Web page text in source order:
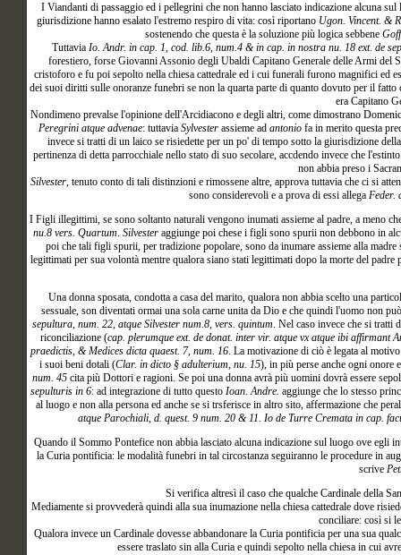
I Viandanti di passaggio ed i pellegrini che non hanno lasciato indicazione alcuna
giurisdizione hanno esalato l'estremo respiro di vita: così riportano Ugon. Vincent. &
sostenendo che questa è la soluzione più logica sebbene
Tuttavia Io. Andr. in cap. 1, cod. lib.6, num.4 & in cap. in nostra nu. 18 ext. de
forestiero, forse Giovanni Assonio degli Ubaldi Capitano Generale delle Armi del
cristoforo e fu poi sepolto nella chiesa cattedrale ed i cui funerali furono magnifici ed
dei suoi diritti sulle onoranze funebri se non la quarta parte di quanto dovuto per il
era Capitano
Nondimeno prevalse l'opinione dell'Arcidiacono e degli altri, come dimostrano
Peregrini atque advenae: tuttavia Sylvesterassieme ad antoniofa in merito questa
invece si tratti di un laico se risiedette per un po' di tempo sotto la giurisdizione
pertinenza di detta parrocchiale nello stato di suo secolare, accdendo invece che
non abbia preso i
Silvester, tenuto conto di tali distinzioni e rimossene altre, approva tuttavia che ci si
sono considerevoli e a prova di essi allega Feder.
I Figli illegittimi, se sono soltanto naturali vengono inumati assieme al padre, a meno
nu.8 vers. Quartum. Silvester aggiunge poi chese i figli sono spurii non debbono in
poi che tali figli spurii, per tradizione popolare, sono da inumare assieme alla
legittimati per sua volontà mentre qualora siano stati legittimati dopo la morte del
Una donna sposata, condotta a casa del marito, qualora non abbia scelto una
sessuale, son diventati ormai una sola carne unita da Dio e che quindi l'uomo non
sepultura, num. 22, atque Silvester num.8, vers. quintum. Nel caso invece che si tratti
riconciliazione (cap. plerumque ext. de donat. inter vir. atque vx atque ibi affirmant
praedictis, & Medices dicta quaest. 7, num. 16. La motivazione di ciò è legata al
i suoi beni dotali (Clar. in dicto § adulterium, nu. 15), in più perse anche ogni onore
num. 45cita più Dottori e ragioni. Se poi una donna avrà più uomini dovrà essere
sepulturis in 6: ad integrazione di tutto questo Ioan. Andre. aggiunge che lo stesso
al luogo e non alla persona ed anche se si trsferisce in altro sito, affermazione che
atque Parochiali, d. quest. 9 num. 20 & 11. Io de Turre Cremata in cap.
Quando il Sommo Pontefice non abbia lasciato alcuna indicazione sul luogo ove egli
la Curia pontificia: le modalità funebri in tal circostanza seguiranno le procedure in
scrive
Siverifica altresì il caso che qualche Cardinale della
Mediamente si provvederà quindi alla sua inumazione nella chiesa cattedrale dove
conciliare: così si
Qualora invece un Cardinale dovesse abbandonare la Curia pontificia per una sua
essere traslato sin alla Curia e quindi sepolto nella chiesa in cui